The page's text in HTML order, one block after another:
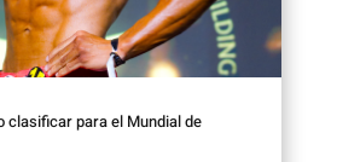
clasificar para el Mundial de